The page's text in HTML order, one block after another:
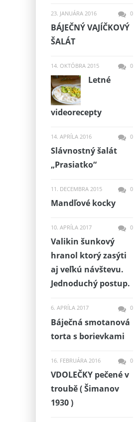
23. JANUÁRA 2016 0
BÁJEČNÝ VAJÍČKOVÝ
ŠALÁT
14. OKTÓBRA 2015 0
Letné
videorecepty
14. APRÍLA 2016 0
Slávnostný šalát
„Prasiatko“
11. DECEMBRA 2015 0
Mandľové kocky
10. APRÍLA 2017 0
Valikin šunkový
hranol ktorý zasýti
aj veľkú návštevu.
Jednoduchý postup.
6. APRÍLA 2017 0
Báječná smotanová
torta s borievkami
16. FEBRUÁRA 2016 0
VDOLEČKY pečené v
troubě ( Šimanov
1930 )